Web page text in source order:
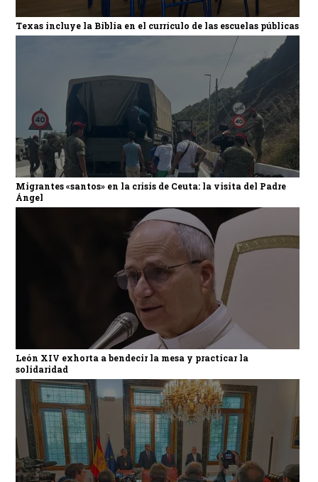
Texas incluye la Biblia en el currículo de las escuelas públicas
Migrantes «santos» en la crisis de Ceuta: la visita del Padre
Ángel
León XIV exhorta a bendecir la mesa y practicar la
solidaridad